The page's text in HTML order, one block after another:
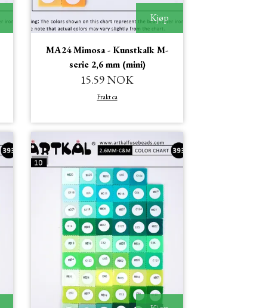
Kjøp
MA24 Mimosa - Kunstkalk M-
serie 2,6 mm (mini)
15.59 NOK
Frakt ca